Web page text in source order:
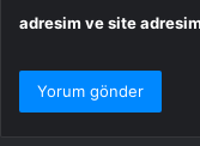
adresim ve site